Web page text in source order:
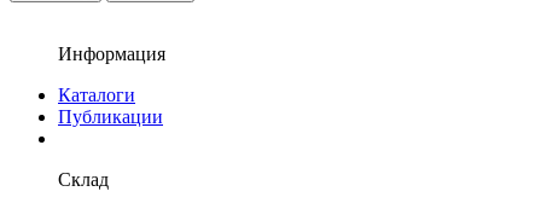
Информация
Каталоги
Публикации
Склад